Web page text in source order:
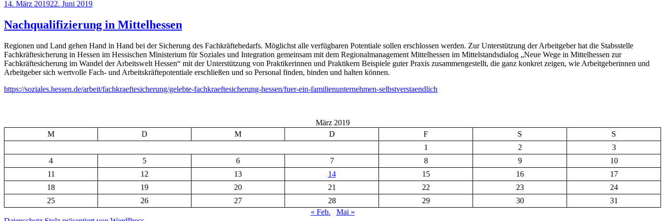
Veröffentlicht
14. März 201922. Juni 2019
Nachqualifizierung in Mittelhessen
Regionen und Land gehen Hand in Hand bei der Sicherung des Fachkräftebedarfs. Möglichst alle verfügbaren Potentiale sollen erschlossen werden. Zur Unterstützung der Arbeitgeber hat die Stabsstelle
Fachkräftesicherung in Hessen im Hessischen Ministerium für Soziales und Integration gemeinsam mit dem Regionalmanagement Mittelhessen im Mittelstandsdialog „Neue Wege in Mittelhessen zur
Fachkräftesicherung im Wandel der Arbeitswelt Hessen“ mit der Unterstützung von Praktikerinnen und Praktikern Beispiele guter Praxis zusammengestellt, die ganz konkret zeigen, wie Arbeitgeberinnen und
Arbeitgeber sich wertvolle Fach- und Arbeitskräftepotentiale erschließen und so Personal finden, binden und halten können.
https://soziales.hessen.de/arbeit/fachkraeftesicherung/gelebte-fachkraeftesicherung-hessen/fuer-ein-familienunternehmen-selbstverstaendlich
März 2019
M
D M D F S
S
1
2
3
4
5 6 7 8 9
10
11
12 13 14 15 16
17
18
19 20 21 22 23
24
25
26 27 28 29 30
31
« Feb.
Mai »